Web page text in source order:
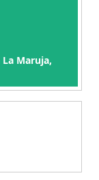
La Maruja,